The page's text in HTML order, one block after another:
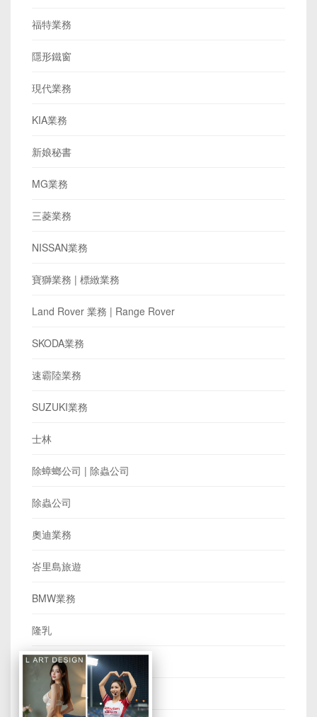
福特業務
隱形鐵窗
現代業務
KIA業務
新娘秘書
MG業務
三菱業務
NISSAN業務
寶獅業務 | 標緻業務
Land Rover 業務 | Range Rover
SKODA業務
速霸陸業務
SUZUKI業務
士林
除蟑螂公司 | 除蟲公司
除蟲公司
奧迪業務
峇里島旅遊
BMW業務
隆乳
消毒公司
中古車收購